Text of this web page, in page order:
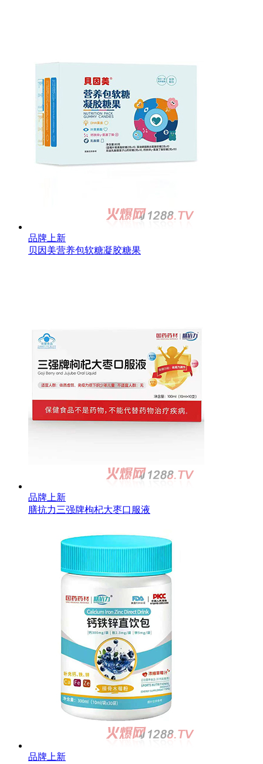
品牌上新
贝因美营养包软糖凝胶糖果
品牌上新
膳抗力三强牌枸杞大枣口服液
品牌上新